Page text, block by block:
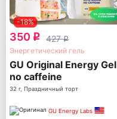
-18%
350 q 427q
Энергетический гель
GU Original Energy Gel
no caffeine
32 г, Праздничный торт
GU Energy Labs